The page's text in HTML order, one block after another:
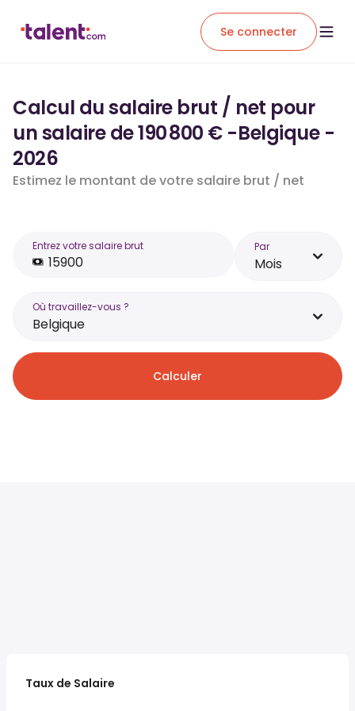
Se connecter
Calcul du salaire brut / net pour
un salaire de 190 800 € -Belgique -
2026
Estimez le montant de votre salaire brut / net
Entrez votre salaire brut Par
Mois
Où travaillez-vous ?
Belgique
Calculer
Taux de Salaire